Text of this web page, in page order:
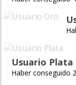
Usuario Plata
Haber conseguido